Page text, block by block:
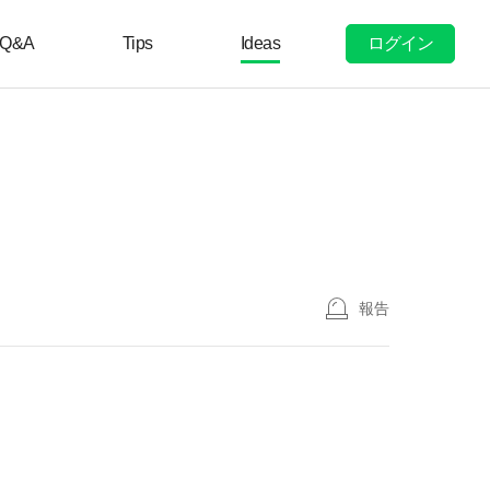
Q&A Tips Ideas ログイン
報告